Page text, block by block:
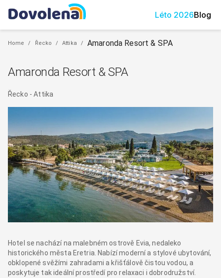
Léto 2026Blog
Home / Řecko / Attika / Amaronda Resort & SPA
Amaronda Resort & SPA
Řecko -Attika
Hotel se nachází na malebném ostrově Evia, nedaleko
historického města Eretria. Nabízí moderní a stylové ubytování,
obklopené svěžími zahradami a křišťálově čistou vodou, a
poskytuje tak ideální prostředí pro relaxaci i dobrodružství.